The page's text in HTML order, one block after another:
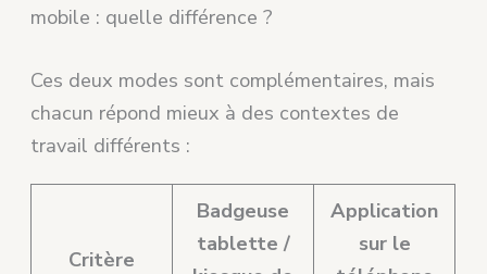
mobile : quelle différence ?
Ces deux modes sont complémentaires, mais
chacun répond mieux à des contextes de
travail différents :
Critère
Badgeuse
tablette /
Application
sur le